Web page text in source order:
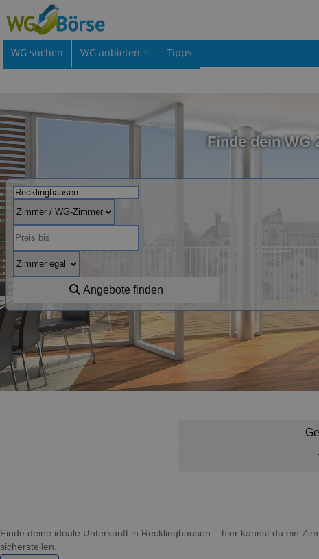
WG suchen WG anbieten Tipps
Finde dein WG
Angebote finden
Finde deine ideale Unterkunft in Recklinghausen – hier kannst du ein
sicherstellen.